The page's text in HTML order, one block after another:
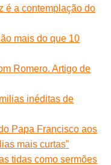
é a contemplação do
mais do que 10
Romero. Artigo de
inéditas de
Papa Francisco aos
mais curtas”
tidas como sermões